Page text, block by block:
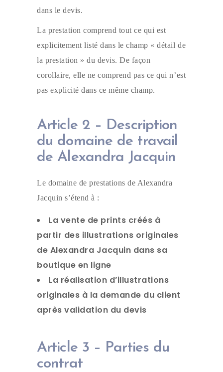
dans le devis.
La prestation comprend tout ce qui est
explicitement listé dans le champ « détail de
la prestation » du devis. De façon
corollaire, elle ne comprend pas ce qui n’est
pas explicité dans ce même champ.
Article 2 – Description
du domaine de travail
de Alexandra Jacquin
Le domaine de prestations de Alexandra
Jacquin s’étend à :
La vente de prints créés à
partir des illustrations originales
de Alexandra Jacquin dans sa
boutique en ligne
La réalisation d’illustrations
originales à la demande du client
après validation du devis
Article 3 – Parties du
contrat